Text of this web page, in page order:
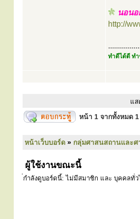
นอนอ
http://
ทำดีได้ดี ท
แส
หน้า 1 จากทั้งหมด 1
หน้าเว็บบอร์ด » กลุ่มศาสนสถานและ
ผู้ใช้งานขณะนี้
กำลังดูบอร์ดนี้: ไม่มีสมาชิก และ บุคคลทั่ว